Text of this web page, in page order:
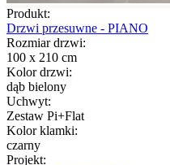
Produkt:
Drzwi przesuwne - PIANO
Rozmiar drzwi:
100 x 210 cm
Kolor drzwi:
dąb bielony
Uchwyt:
Zestaw Pi+Flat
Kolor klamki:
czarny
Projekt: